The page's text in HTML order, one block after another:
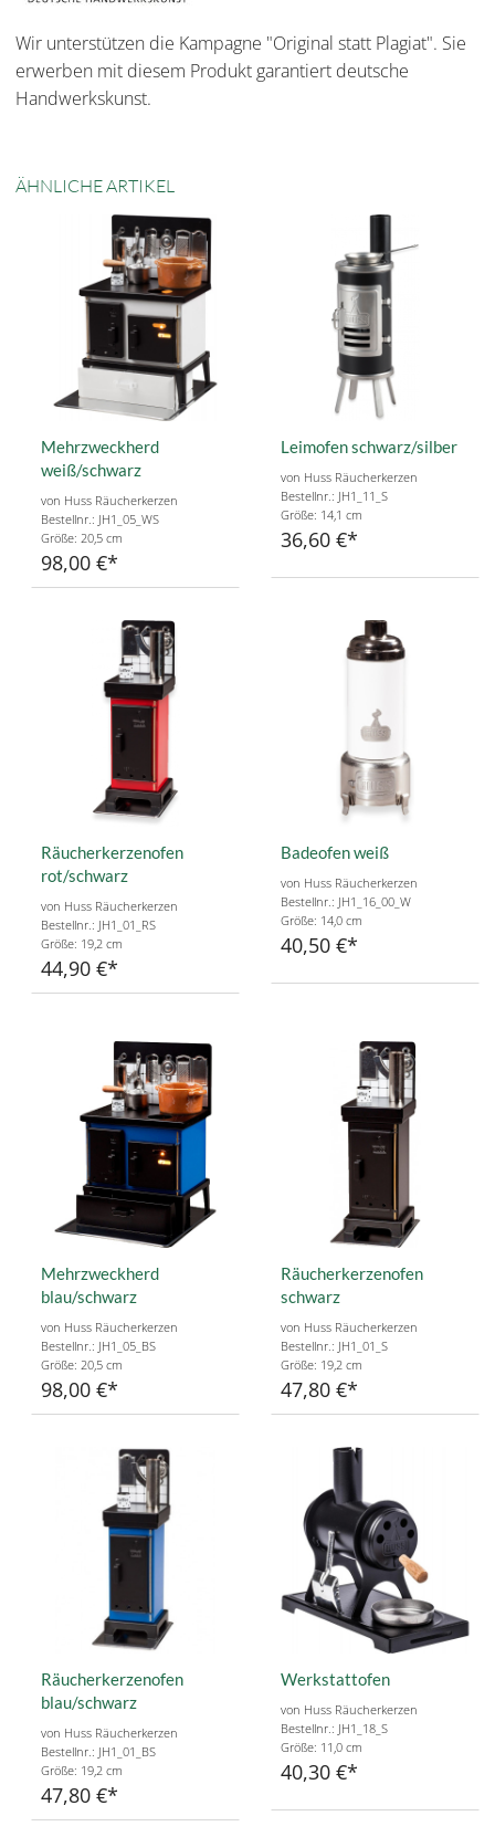
Wir unterstützen die Kampagne "Original statt Plagiat". Sie
erwerben mit diesem Produkt garantiert deutsche
Handwerkskunst.
ÄHNLICHE ARTIKEL
Mehrzweckherd
weiß/schwarz
von Huss Räucherkerzen
Bestellnr.: JH1_05_WS
Größe: 20,5 cm
98,00 €
Leimofen schwarz/silber
von Huss Räucherkerzen
Bestellnr.: JH1_11_S
Größe: 14,1 cm
36,60 €
Räucherkerzenofen
rot/schwarz
von Huss Räucherkerzen
Bestellnr.: JH1_01_RS
Größe: 19,2 cm
44,90 €
Badeofen weiß
von Huss Räucherkerzen
Bestellnr.: JH1_16_00_W
Größe: 14,0 cm
40,50 €
Mehrzweckherd
blau/schwarz
von Huss Räucherkerzen
Bestellnr.: JH1_05_BS
Größe: 20,5 cm
98,00 €
Räucherkerzenofen
schwarz
von Huss Räucherkerzen
Bestellnr.: JH1_01_S
Größe: 19,2 cm
47,80 €
Räucherkerzenofen
blau/schwarz
von Huss Räucherkerzen
Bestellnr.: JH1_01_BS
Größe: 19,2 cm
47,80 €
Werkstattofen
von Huss Räucherkerzen
Bestellnr.: JH1_18_S
Größe: 11,0 cm
40,30 €